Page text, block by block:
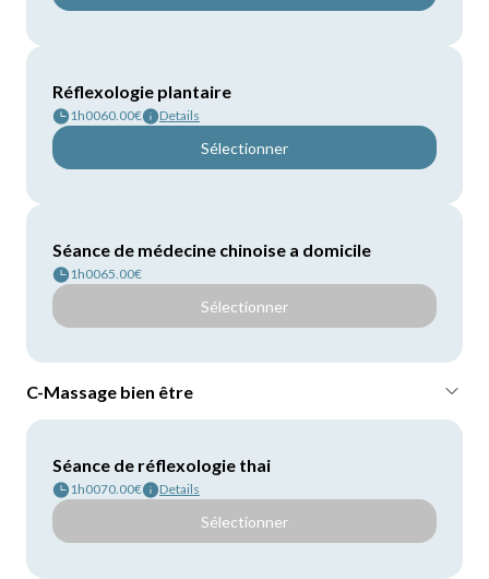
Réflexologie plantaire
1h0060.00€ Details
Sélectionner
Séance de médecine chinoise a domicile
1h0065.00€
Sélectionner
C-Massage bien être
Séance de réflexologie thai
1h0070.00€ Details
Sélectionner